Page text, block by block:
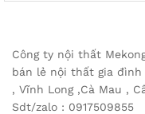
Công ty nội thất
bán lẻ nội thất gia đình
, Vĩnh Long ,Cà Mau ,
Sdt/zalo : 0917509855